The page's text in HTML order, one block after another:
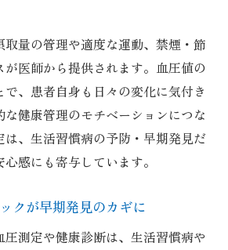
量の管理や適度な運動、禁煙・節
医師から提供されます。血圧値の
、患者自身も日々の変化に気付き
健康管理のモチベーションにつな
、生活習慣病の予防・早期発見だ
感にも寄与しています。
クが早期発見のカギに
測定や健康診断は、生活習慣病や